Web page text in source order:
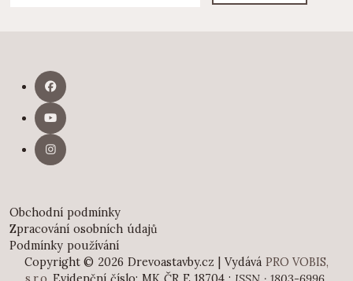
Obchodní podmínky
Zpracování osobních údajů
Podmínky používání
Copyright © 2026 Drevoastavby.cz | Vydává PRO VOBIS,